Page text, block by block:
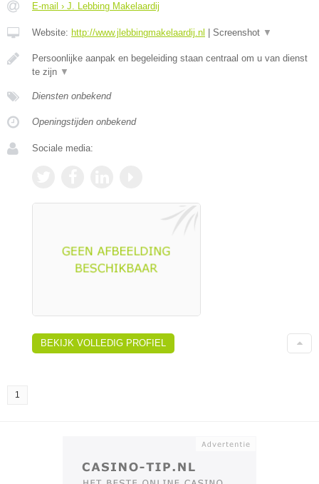
E-mail › J. Lebbing Makelaardij
Website: http://www.jlebbingmakelaardij.nl Screenshot ▼
Persoonlijke aanpak en begeleiding staan centraal om u van dienst
te zijn ▼
Diensten onbekend
Openingstijden onbekend
Sociale media:
BEKIJK VOLLEDIG PROFIEL
1